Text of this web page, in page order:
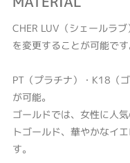
CHER LUV（シェールラ
を変更することが可能です
PT（プラチナ）・K18（
が可能。
ゴールドでは、女性に人
トゴールド、華やかなイ
す。